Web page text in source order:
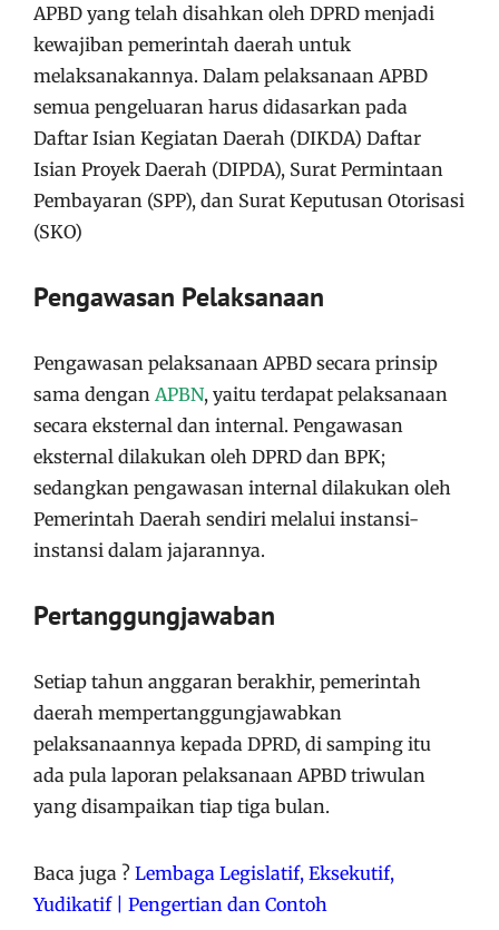
APBD yang telah disahkan oleh DPRD menjadi
kewajiban pemerintah daerah untuk
melaksanakannya. Dalam pelaksanaan APBD
semua pengeluaran harus didasarkan pada
Daftar Isian Kegiatan Daerah (DIKDA) Daftar
Isian Proyek Daerah (DIPDA), Surat Permintaan
Pembayaran (SPP), dan Surat Keputusan Otorisasi
(SKO)
Pengawasan Pelaksanaan
Pengawasan pelaksanaan APBD secara prinsip
sama dengan APBN, yaitu terdapat pelaksanaan
secara eksternal dan internal. Pengawasan
eksternal dilakukan oleh DPRD dan BPK;
sedangkan pengawasan internal dilakukan oleh
Pemerintah Daerah sendiri melalui instansi-
instansi dalam jajarannya.
Pertanggungjawaban
Setiap tahun anggaran berakhir, pemerintah
daerah mempertanggungjawabkan
pelaksanaannya kepada DPRD, di samping itu
ada pula laporan pelaksanaan APBD triwulan
yang disampaikan tiap tiga bulan.
Baca juga ? Lembaga Legislatif, Eksekutif,
Yudikatif | Pengertian dan Contoh